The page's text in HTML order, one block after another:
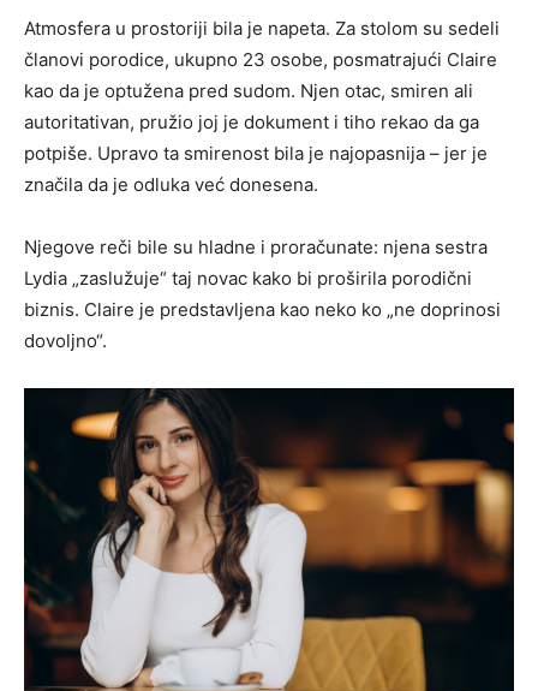
Atmosfera u prostoriji bila je napeta. Za stolom su sedeli
članovi porodice, ukupno 23 osobe, posmatrajući Claire
kao da je optužena pred sudom. Njen otac, smiren ali
autoritativan, pružio joj je dokument i tiho rekao da ga
potpiše. Upravo ta smirenost bila je najopasnija – jer je
značila da je odluka već donesena.
Njegove reči bile su hladne i proračunate: njena sestra
Lydia „zaslužuje“ taj novac kako bi proširila porodični
biznis. Claire je predstavljena kao neko ko „ne doprinosi
dovoljno“.